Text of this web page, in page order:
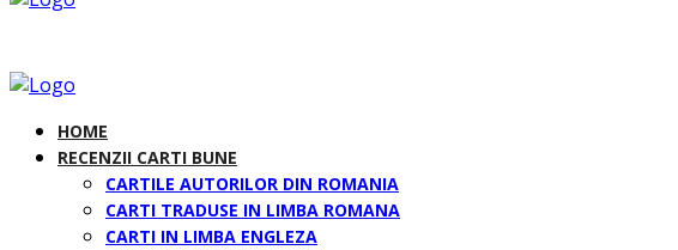
HOME
RECENZII CARTI BUNE
CARTILE AUTORILOR DIN ROMANIA
CARTI TRADUSE IN LIMBA ROMANA
CARTI IN LIMBA ENGLEZA